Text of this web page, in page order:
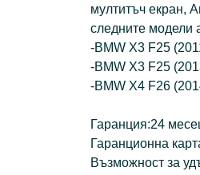
мултитъч екран,
следните модели
-BMW X3 F25
-BMW X3 F25
-BMW X4 F26
Гаранция:24
Гаранционна
Възможност за